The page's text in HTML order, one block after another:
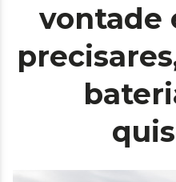
vontade